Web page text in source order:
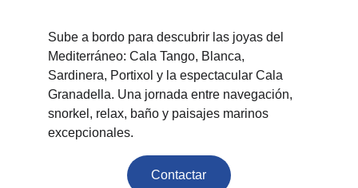
Sube a bordo para descubrir las joyas del
Mediterráneo: Cala Tango, Blanca,
Sardinera, Portixol y la espectacular Cala
Granadella. Una jornada entre navegación,
snorkel, relax, baño y paisajes marinos
excepcionales.
Contactar